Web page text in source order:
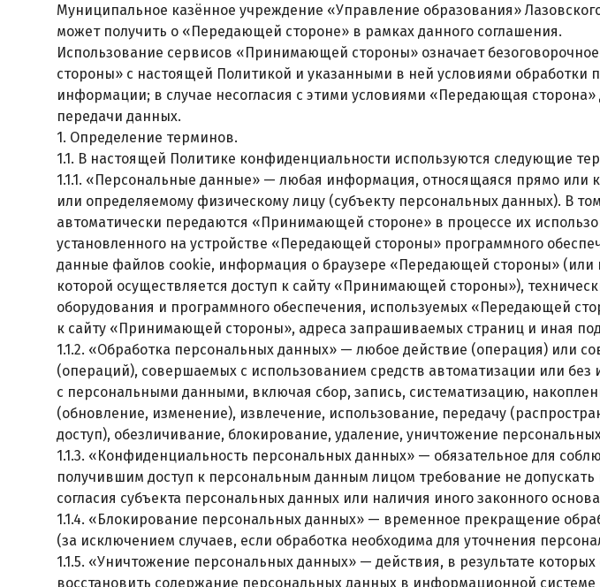
Муниципальное казённое учреждение «Управление образования»
может получить о «Передающей стороне» в рамках данного соглашения.
Использование сервисов «Принимающей стороны» означает
стороны» с настоящей Политикой и указанными в ней условиями обработки
информации; в случае несогласия с этими условиями «Передающая
передачи данных.
1. Определение терминов.
1.1. В настоящей Политике конфиденциальности используются следующие
1.1.1. «Персональные данные» — любая информация, относящаяся прямо или
или определяемому физическому лицу (субъекту персональных данных). В
автоматически передаются «Принимающей стороне» в процессе их
установленного на устройстве «Передающей стороны» программного
данные файлов cookie, информация о браузере «Передающей стороны»
которой осуществляется доступ к сайту «Принимающей стороны»),
оборудования и программного обеспечения, используемых «Передающей
к сайту «Принимающей стороны», адреса запрашиваемых страниц и иная
1.1.2. «Обработка персональных данных» — любое действие (операция) или
(операций), совершаемых с использованием средств автоматизации или без
с персональными данными, включая сбор, запись, систематизацию,
(обновление, изменение), извлечение, использование, передачу
доступ), обезличивание, блокирование, удаление, уничтожение
1.1.3. «Конфиденциальность персональных данных» — обязательное для
получившим доступ к персональным данным лицом требование не допускать
согласия субъекта персональных данных или наличия иного законного
1.1.4. «Блокирование персональных данных» — временное прекращение
(за исключением случаев, если обработка необходима для уточнения
1.1.5. «Уничтожение персональных данных» — действия, в результате
восстановить содержание персональных данных в информационной